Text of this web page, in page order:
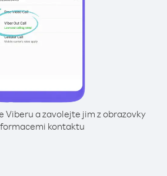
Viberu a zavolejte jim z obrazovky
kontaktu